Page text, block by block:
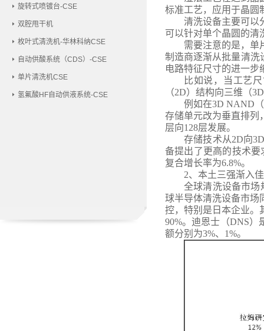
旋转式喷镀台-CSE
双腔甩干机
枚叶式清洗机-华林科纳CSE
自动供酸系统（CDS）-CSE
单片清洗机CSE
氢氟酸HF自动供液系统-CSE
标准工艺，应用于晶圆
清洗设备主要可以
可以针对单个晶圆的清
需要注意的是，单
制造商逐渐从批量清洗
电路特征尺寸的进一步
比如说，当工艺
（2D）结构向三维（
例如在3D NAND
存储单元改为垂直排列
层向128层发展。
存储技术从2D向
备提出了更高的技术
复合增长率为6.8%。
2、 本土三强渐入
全球清洗设备市场
球半导体清洗设备市场
控，特别是日本企业。
90%。迪恩士（DNS）
额分别为3%、1%。